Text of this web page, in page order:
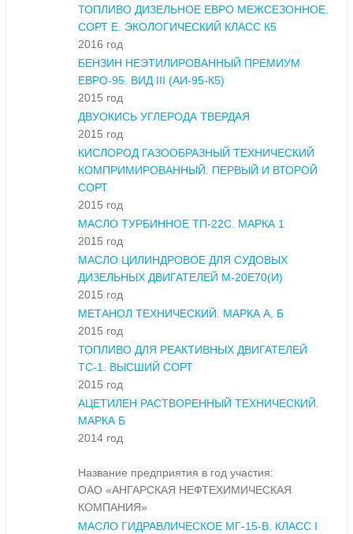
ТОПЛИВО ДИЗЕЛЬНОЕ ЕВРО МЕЖСЕЗОННОЕ.
СОРТ Е. ЭКОЛОГИЧЕСКИЙ КЛАСС К5
2016 год
БЕНЗИН НЕЭТИЛИРОВАННЫЙ ПРЕМИУМ
ЕВРО-95. ВИД III (АИ-95-К5)
2015 год
ДВУОКИСЬ УГЛЕРОДА ТВЕРДАЯ
2015 год
КИСЛОРОД ГАЗООБРАЗНЫЙ ТЕХНИЧЕСКИЙ
КОМПРИМИРОВАННЫЙ. ПЕРВЫЙ И ВТОРОЙ
СОРТ
2015 год
МАСЛО ТУРБИННОЕ ТП-22С. МАРКА 1
2015 год
МАСЛО ЦИЛИНДРОВОЕ ДЛЯ СУДОВЫХ
ДИЗЕЛЬНЫХ ДВИГАТЕЛЕЙ М-20Е70(И)
2015 год
МЕТАНОЛ ТЕХНИЧЕСКИЙ. МАРКА А, Б
2015 год
ТОПЛИВО ДЛЯ РЕАКТИВНЫХ ДВИГАТЕЛЕЙ
ТС-1. ВЫСШИЙ СОРТ
2015 год
АЦЕТИЛЕН РАСТВОРЕННЫЙ ТЕХНИЧЕСКИЙ.
МАРКА Б
2014 год
Название предприятия в год участия:
ОАО «АНГАРСКАЯ НЕФТЕХИМИЧЕСКАЯ
КОМПАНИЯ»
МАСЛО ГИДРАВЛИЧЕСКОЕ МГ-15-В. КЛАСС I